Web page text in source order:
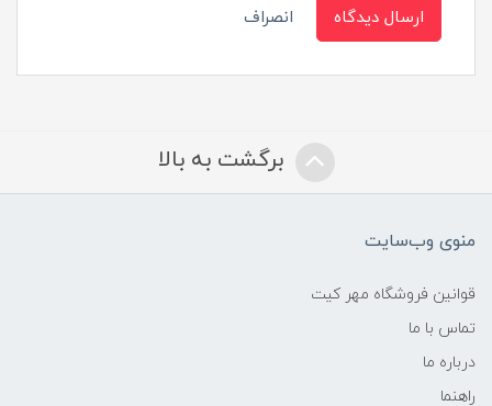
ارسال دیدگاه انصراف
برگشت به بالا
منوی وب‌سایت
قوانین فروشگاه مهر کیت
تماس با ما
درباره ما
راهنما